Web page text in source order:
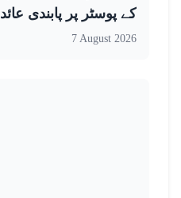
کے پوسٹر پر پابندی عائد
7 August 2026